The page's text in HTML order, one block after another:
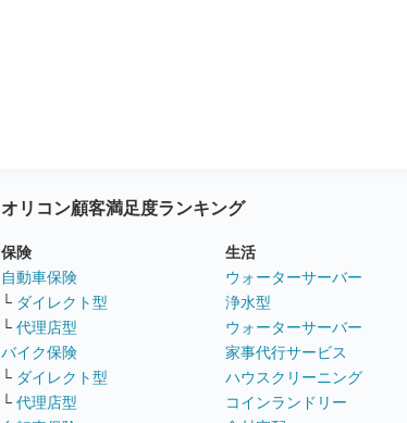
オリコン顧客満足度ランキング
保険
自動車保険
└ ダイレクト型
└ 代理店型
バイク保険
└ ダイレクト型
└ 代理店型
生活
ウォーターサーバー
浄水型
ウォーターサーバー
家事代行サービス
ハウスクリーニング
コインランドリー